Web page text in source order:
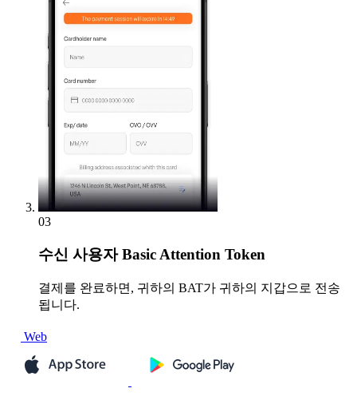
03
수신 사용자 Basic Attention Token
결제를 완료하면, 귀하의 BAT가 귀하의 지갑으로 전송
됩니다.
Web